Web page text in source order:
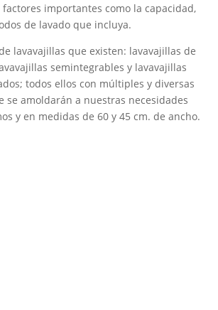
factores importantes como la capacidad,
de lavado que incluya.
lavavajillas que existen: lavavajillas de
semintegrables y lavavajillas
todos ellos con múltiples y diversas
se amoldarán a nuestras necesidades
y en medidas de 60 y 45 cm. de ancho.